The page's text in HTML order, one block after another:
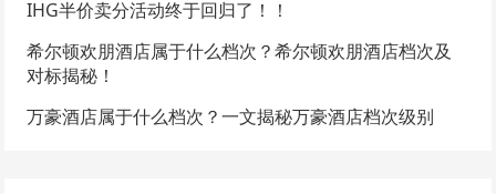
IHG半价卖分活动终于回归了！！
希尔顿欢朋酒店属于什么档次？希尔顿欢朋酒店档次及
对标揭秘！
万豪酒店属于什么档次？一文揭秘万豪酒店档次级别